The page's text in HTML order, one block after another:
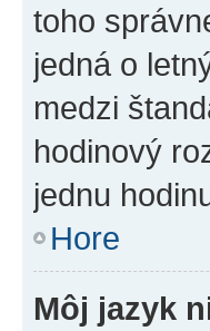
toho
jedná o
medzi
hodinový
jednu
Hore
Môj jazyk